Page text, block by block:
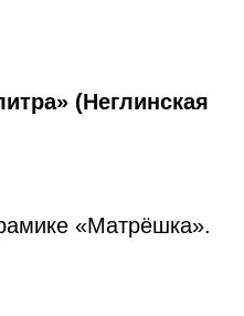
(Неглинская
«Матрёшка».